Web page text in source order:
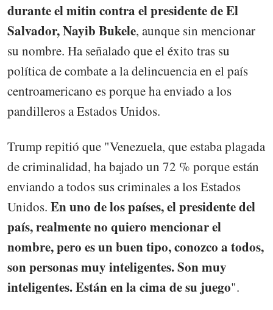
durante el mitin contra el presidente de El
Salvador, Nayib Bukele, aunque sin mencionar
su nombre. Ha señalado que el éxito tras su
política de combate a la delincuencia en el país
centroamericano es porque ha enviado a los
pandilleros a Estados Unidos.
Trump repitió que "Venezuela, que estaba plagada
de criminalidad, ha bajado un 72 % porque están
enviando a todos sus criminales a los Estados
Unidos. En uno de los países, el presidente del
país, realmente no quiero mencionar el
nombre, pero es un buen tipo, conozco a todos,
son personas muy inteligentes. Son muy
inteligentes. Están en la cima de su juego".